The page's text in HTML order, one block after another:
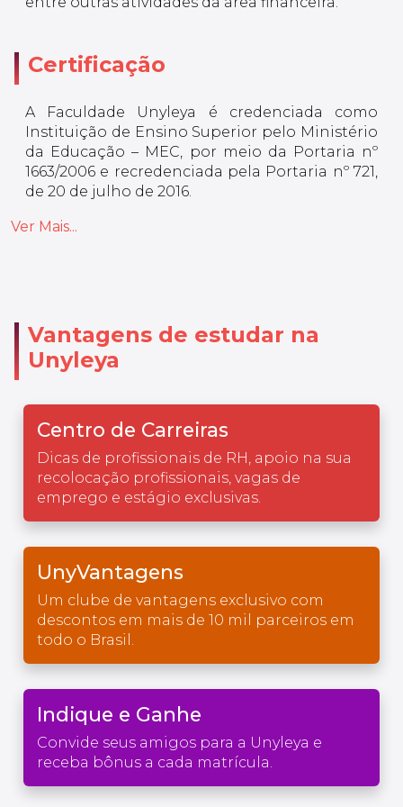
Certificação
A Faculdade Unyleya é credenciada como
Instituição de Ensino Superior pelo Ministério
da Educação – MEC, por meio da Portaria nº
1663/2006 e recredenciada pela Portaria nº 721,
de 20 de julho de 2016.
Ver Mais...
Vantagens de estudar na
Unyleya
Centro de Carreiras
Dicas de profissionais de RH, apoio na sua
recolocação profissionais, vagas de
emprego e estágio exclusivas.
UnyVantagens
Um clube de vantagens exclusivo com
descontos em mais de 10 mil parceiros em
todo o Brasil.
Indique e Ganhe
Convide seus amigos para a Unyleya e
receba bônus a cada matrícula.